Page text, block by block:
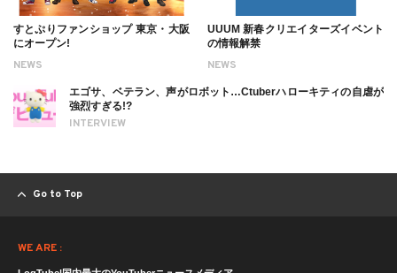
NEWS
すとぷりファンショップ 東京・大阪
にオープン!
NEWS
UUUM 新春クリエイターズイベント
の情報解禁
INTERVIEW
エゴサ、ベテラン、声がロボット…Ctuberハローキティの自虐が
強烈すぎる!?
Go to Top
WE ARE :